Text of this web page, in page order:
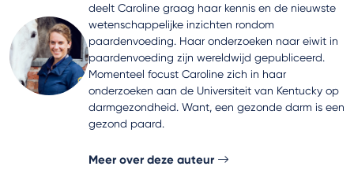
deelt Caroline graag haar kennis en de nieuwste
wetenschappelijke inzichten rondom
paardenvoeding. Haar onderzoeken naar eiwit in
paardenvoeding zijn wereldwijd gepubliceerd.
Momenteel focust Caroline zich in haar
onderzoeken aan de Universiteit van Kentucky op
darmgezondheid. Want, een gezonde darm is een
gezond paard.
Meer over deze auteur